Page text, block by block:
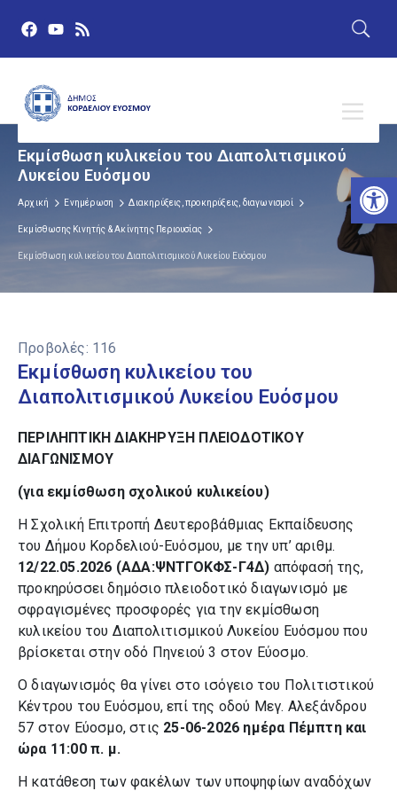
Εκμίσθωση κυλικείου του Διαπολιτισμικού
Λυκείου Ευόσμου
Αρχική Ενημέρωση Διακηρύξεις, προκηρύξεις, διαγωνισμοί
Εκμίσθωσης Κινητής & Ακίνητης Περιουσίας
Εκμίσθωση κυλικείου του Διαπολιτισμικού Λυκείου Ευόσμου
Προβολές: 116
Εκμίσθωση κυλικείου του
Διαπολιτισμικού Λυκείου Ευόσμου
ΠΕΡΙΛΗΠΤΙΚΗ ΔΙΑΚΗΡΥΞΗ ΠΛΕΙΟΔΟΤΙΚΟΥ
ΔΙΑΓΩΝΙΣΜΟΥ
(για εκμίσθωση σχολικού κυλικείου)
Η Σχολική Επιτροπή Δευτεροβάθμιας Εκπαίδευσης
του Δήμου Κορδελιού-Ευόσμου, με την υπ’ αριθμ.
12/22.05.2026 (ΑΔΑ:ΨΝΤΓΟΚΦΣ-Γ4Δ) απόφασή της,
προκηρύσσει δημόσιο πλειοδοτικό διαγωνισμό με
σφραγισμένες προσφορές για την εκμίσθωση
κυλικείου του Διαπολιτισμικού Λυκείου Ευόσμου που
βρίσκεται στην οδό Πηνειού 3 στον Εύοσμο.
Ο διαγωνισμός θα γίνει στο ισόγειο του Πολιτιστικού
Κέντρου του Ευόσμου, επί της οδού Μεγ. Αλεξάνδρου
57 στον Εύοσμο, στις 25-06-2026 ημέρα Πέμπτη και
ώρα 11:00 π. μ.
Η κατάθεση των φακέλων των υποψηφίων αναδόχων